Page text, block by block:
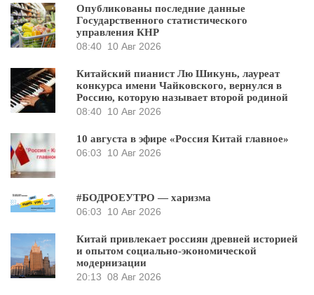
Опубликованы последние данные
Государственного статистического
управления КНР
08:40 10 Авг 2026
Китайский пианист Лю Шикунь, лауреат
конкурса имени Чайковского, вернулся в
Россию, которую называет второй родиной
08:40 10 Авг 2026
10 августа в эфире «Россия Китай главное»
06:03
10 Авг 2026
#БОДРОЕУТРО — харизма
06:03
10 Авг 2026
Китай привлекает россиян древней историей
и опытом социально-экономической
модернизации
20:13 08 Авг 2026